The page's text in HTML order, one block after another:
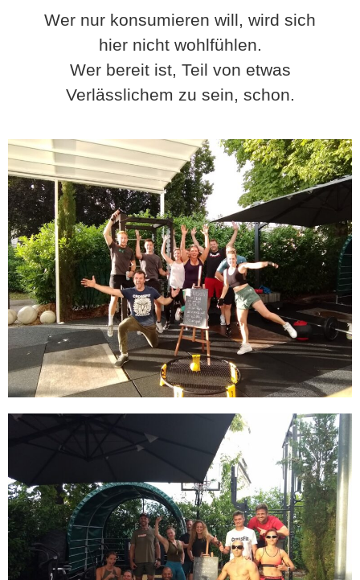
Wer nur konsumieren will, wird sich
hier nicht wohlfühlen.
Wer bereit ist, Teil von etwas
Verlässlichem zu sein, schon.